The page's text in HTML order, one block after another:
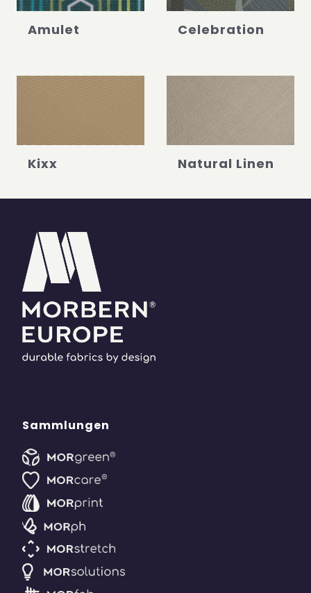
Amulet Celebration
Kixx Natural Linen
Sammlungen